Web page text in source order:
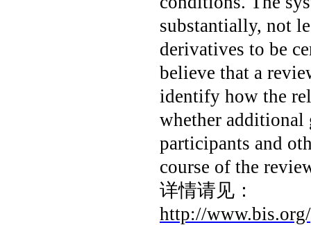
substantially, not
derivatives to be
believe that a
identify how the
whether additional
participants and
course of the
详情请见：
http://